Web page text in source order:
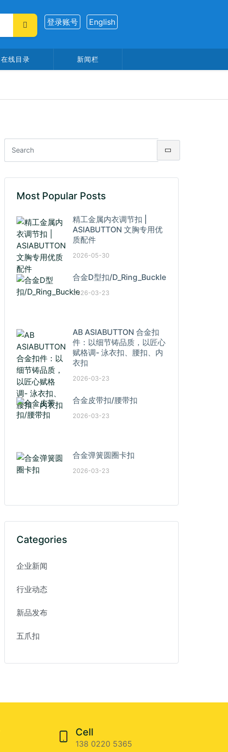
登录账号 English
在线目录 新闻栏
Most Popular Posts
精工金属内衣调节扣 |
ASIABUTTON 文胸专用优
质配件
2026-05-30
合金D型扣/D_Ring_Buckle
2026-03-23
AB ASIABUTTON 合金扣
件：以细节铸品质，以匠心
赋格调- 泳衣扣、腰扣、内
衣扣
2026-03-23
合金皮带扣/腰带扣
2026-03-23
合金弹簧圆圈卡扣
2026-03-23
Categories
企业新闻
行业动态
新品发布
五爪扣
Cell
138 0220 5365